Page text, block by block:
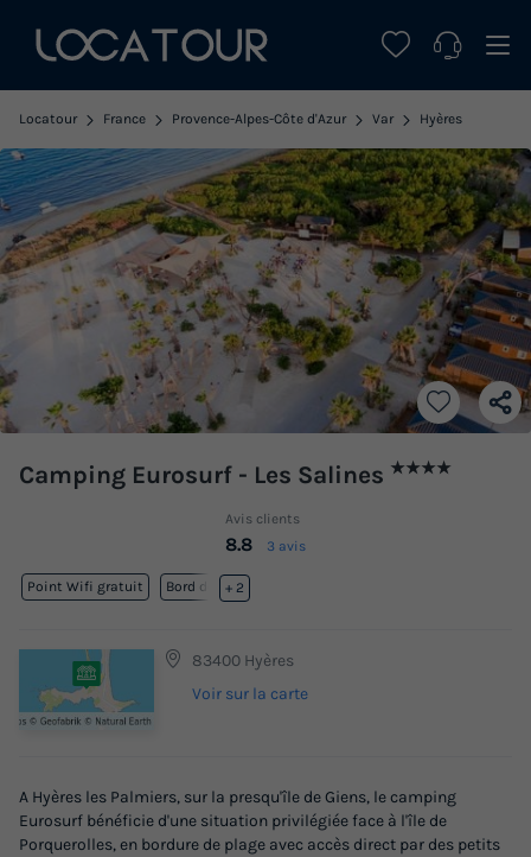
Locatour France Provence-Alpes-Côte d'Azur Var Hyères
Camping Eurosurf - Les Salines ★★★★
Avis clients
8.8 3 avis
Point Wifi gratuit Bord de mer
+ 2
83400 Hyères
Voir sur la carte
A Hyères les Palmiers, sur la presqu'île de Giens, le camping
Eurosurf bénéficie d'une situation privilégiée face à l'île de
Porquerolles, en bordure de plage avec accès direct par des petits